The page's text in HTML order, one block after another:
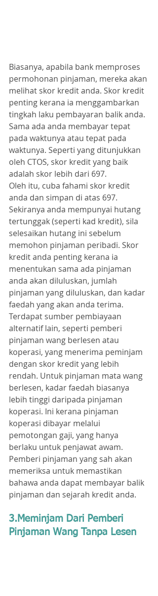
Biasanya, apabila bank memproses
permohonan pinjaman, mereka akan
melihat skor kredit anda. Skor kredit
penting kerana ia menggambarkan
tingkah laku pembayaran balik anda.
Sama ada anda membayar tepat
pada waktunya atau tepat pada
waktunya. Seperti yang ditunjukkan
oleh CTOS, skor kredit yang baik
adalah skor lebih dari 697.
Oleh itu, cuba fahami skor kredit
anda dan simpan di atas 697.
Sekiranya anda mempunyai hutang
tertunggak (seperti kad kredit), sila
selesaikan hutang ini sebelum
memohon pinjaman peribadi. Skor
kredit anda penting kerana ia
menentukan sama ada pinjaman
anda akan diluluskan, jumlah
pinjaman yang diluluskan, dan kadar
faedah yang akan anda terima.
Terdapat sumber pembiayaan
alternatif lain, seperti pemberi
pinjaman wang berlesen atau
koperasi, yang menerima peminjam
dengan skor kredit yang lebih
rendah. Untuk pinjaman mata wang
berlesen, kadar faedah biasanya
lebih tinggi daripada pinjaman
koperasi. Ini kerana pinjaman
koperasi dibayar melalui
pemotongan gaji, yang hanya
berlaku untuk penjawat awam.
Pemberi pinjaman yang sah akan
memeriksa untuk memastikan
bahawa anda dapat membayar balik
pinjaman dan sejarah kredit anda.
3.Meminjam Dari Pemberi
Pinjaman Wang Tanpa Lesen